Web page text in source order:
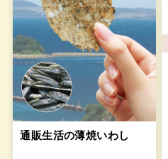
通販生活の薄焼いわし